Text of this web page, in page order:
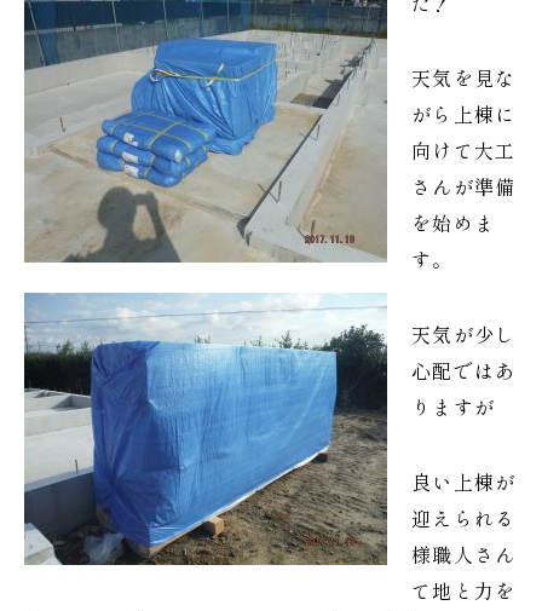
天気を見な
がら上棟に
向けて大工
さんが準備
を始めま
す。
天気が少し
心配ではあ
りますが
良い上棟が
迎えられる
様職人さん
て地と力を